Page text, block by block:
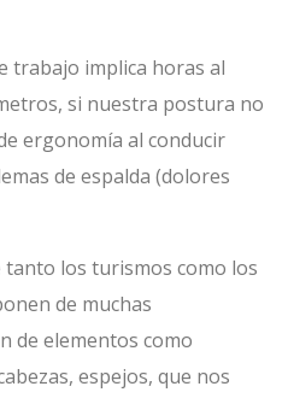
trabajo implica horas al
si nuestra postura no
ergonomía al conducir
de espalda (dolores
tanto los turismos como los
de muchas
de elementos como
espejos, que nos